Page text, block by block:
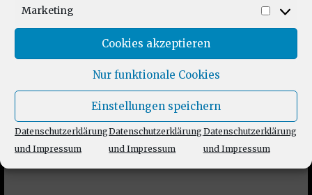
Marketing
Cookies akzeptieren
Nur funktionale Cookies
Einstellungen speichern
Datenschutzerklärung
und Impressum
Datenschutzerklärung
und Impressum
Datenschutzerklärung
und Impressum